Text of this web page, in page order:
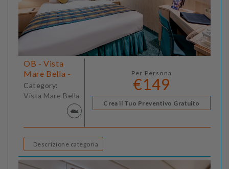
OB - Vista
Mare Bella -
Category:
Vista Mare Bella
Per Persona
€149
Crea il Tuo Preventivo Gratuito
Descrizione categoria